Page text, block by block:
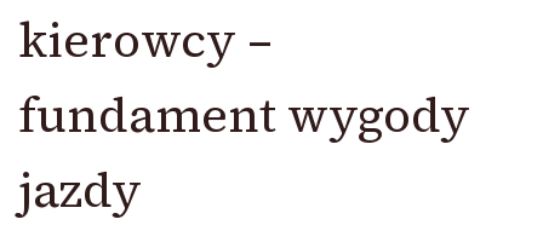
kierowcy –
fundament wygody
jazdy